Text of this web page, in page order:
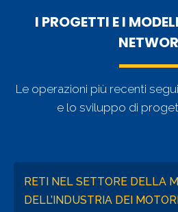
I PROGETTI E I
Le operazioni più recenti
e lo sviluppo di
RETI NEL SETTORE DELLA
DELL’INDUSTRIA DEI